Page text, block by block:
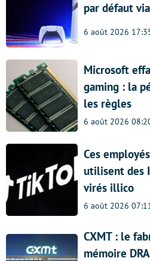
par défaut
6 août 2026
Microsoft
gaming : la
les règles
6 août 2026
Ces
utilisent des
virés illico
6 août 2026
CXMT : le
mémoire